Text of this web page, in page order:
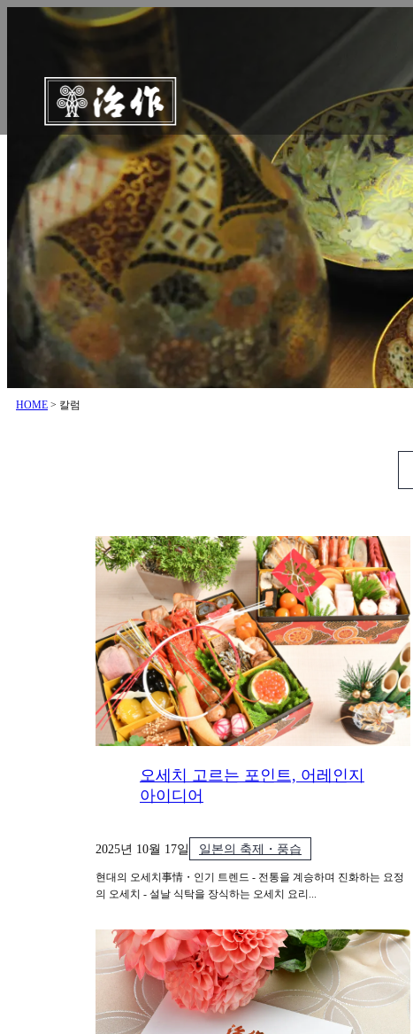
HOME > 칼럼
오세치 고르는 포인트, 어레인지
아이디어
2025년 10월 17일 일본의 축제・풍습
현대의 오세치事情・인기 트렌드 - 전통을 계승하며 진화하는 요정
의 오세치 - 설날 식탁을 장식하는 오세치 요리...